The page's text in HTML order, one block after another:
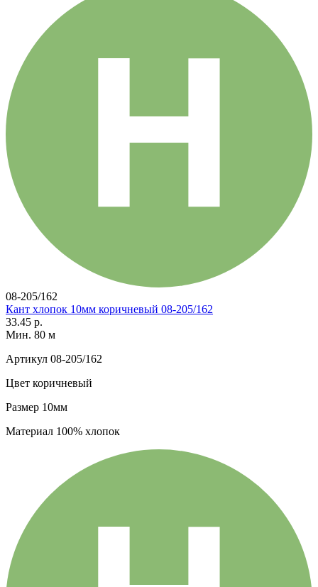
08-205/162
Кант хлопок 10мм коричневый 08-205/162
33.45 р.
Мин. 80 м
Артикул 08-205/162
Цвет коричневый
Размер 10мм
Материал 100% хлопок